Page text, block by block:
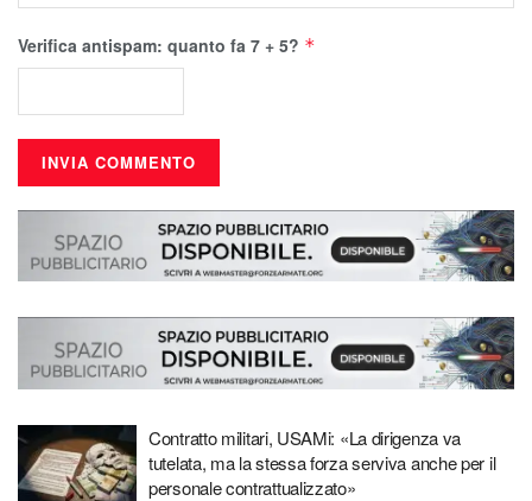
Verifica antispam: quanto fa 7 + 5? *
Contratto militari, USAMi: «La dirigenza va
tutelata, ma la stessa forza serviva anche per il
personale contrattualizzato»